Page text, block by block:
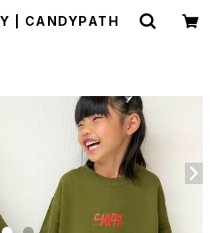
| CANDYPATH